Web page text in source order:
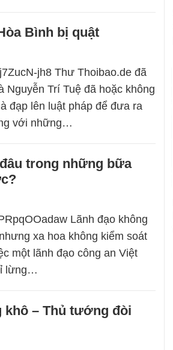
Bình bị quật
jh8 Thư Thoibao.de đã
Nguyễn Trí Tuệ đã hoặc không
đạp lên luật pháp để đưa ra
với những…
trong những bữa
Lãnh đạo không
xa hoa không kiểm soát
một lãnh đạo công an Việt
lừng…
– Thủ tướng đòi